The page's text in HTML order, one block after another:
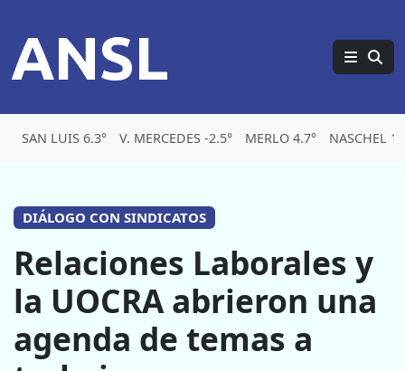
ANSL
SAN LUIS 6.3° V. MERCEDES -2.5° MERLO 4.7° NASCHEL
DIÁLOGO CON SINDICATOS
Relaciones Laborales y
la UOCRA abrieron una
agenda de temas a